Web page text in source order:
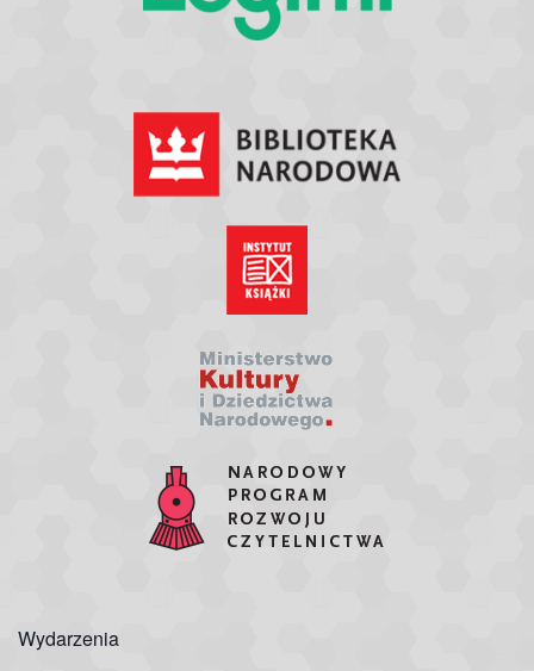
Wydarzenia